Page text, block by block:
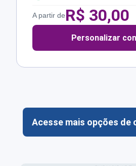
A partir deR$ 30,00
Personalizar
Acesse mais opções de